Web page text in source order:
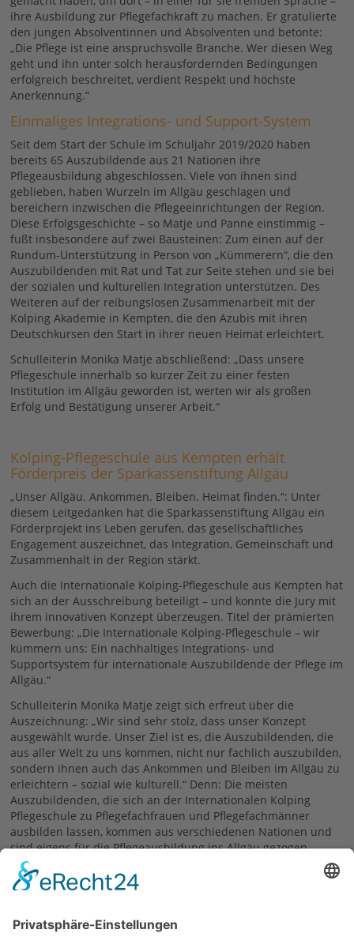
ihre Ausbildung zur Pflegefachkraft zu machen. Er gratulierte
den jungen Absolventinnen und Absolventen und betonte:
„Die Pflege ist eine anspruchsvolle Branche. Wer diesen Weg
geht und ihn unter solch herausfordernden Bedingungen
erfolgreich beschreitet, verdient Respekt und höchste
Anerkennung.“
Einmaliges Integrations- und Support-System
Seit dem Start der Schule im Schuljahr 2019/2020 haben
bereits 65 Auszubildende aus 21 Nationen ihre
Pflegeausbildung abgeschlossen. Viele von ihnen sind
geblieben, haben Wurzeln im Allgäu geschlagen und
bereichern inzwischen die Pflegeeinrichtungen der Region.
Diese Erfolgsgeschichte – so Matje und Panne einstimmig –
fußt insbesondere auf zwei Bausteinen: Zum einen auf der
Rundum-Unterstützung in Person von „Kümmerern“, die den
Auszubildenden mit Rat und Tat zur Seite stehen und sie bei
der sozialen und kulturellen Integration unterstützen. Des
Weiteren auf der reibungslosen Zusammenarbeit mit der
Kolping Akademie in Kempten, die den Azubis mit ihren
Deutschkursen den Start in ihrer neuen Heimat erleichtert.
Schulleiterin Monika Matje abschließend: „Dass unsere
Pflegeschule innerhalb so kurzer Zeit zu einer festen
Institution im Allgäu geworden ist, werten wir als großen
Erfolg und Bestätigung unserer Arbeit.“
Kolping-Pflegeschule aus Kempten erhält
Förderpreis der Sparkassenstiftung Allgäu
„Unser Allgäu. Ankommen. Bleiben. Heimat finden.“: Unter
diesem Leitgedanken hat die Sparkassenstiftung Allgäu ein
Förderprojekt ins Leben gerufen, das gesellschaftliches
Engagement auszeichnet, das Integration, Gemeinschaft und
Zusammenhalt in der Region stärkt.
Auch die Internationale Kolping-Pflegeschule aus Kempten hat
sich an der Ausschreibung beteiligt – und konnte die Jury mit
ihrem innovativen Konzept überzeugen. Titel der prämierten
Bewerbung: „Die Internationale Kolping-Pflegeschule – wir
kümmern uns: Ein nachhaltiges Integrations- und
Supportsystem für internationale Auszubildende der Pflege im
Allgäu.“
Schulleiterin Monika Matje zeigt sich erfreut über die
Auszeichnung: „Wir sind sehr stolz, dass unser Konzept
ausgewählt wurde. Unser Ziel ist es, die Auszubildenden, die
aus aller Welt zu uns kommen, nicht nur fachlich auszubilden,
sondern ihnen auch das Ankommen und Bleiben im Allgäu zu
erleichtern – sozial wie kulturell.“ Denn: Die meisten
Auszubildenden, die sich an der Internationalen Kolping
Pflegeschule zu Pflegefachfrauen und Pflegefachmänner
ausbilden lassen, kommen aus verschiedenen Nationen und
sind eigens für die Pflegeausbildung ins Allgäu gezogen.
Pressestelle / Die Kolping Akademie
zurück